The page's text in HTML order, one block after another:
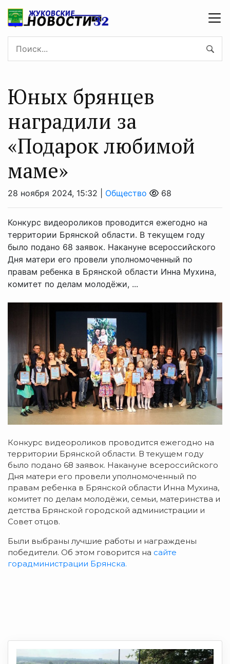
Юных брянцев
наградили за
«Подарок любимой
маме»
28 ноября 2024, 15:32 | Общество 68
Конкурс видеороликов проводится ежегодно на
территории Брянской области. В текущем году
было подано 68 заявок. Накануне всероссийского
Дня матери его провели уполномоченный по
правам ребенка в Брянской области Инна Мухина,
комитет по делам молодёжи, ...
Конкурс видеороликов проводится ежегодно на
территории Брянской области. В текущем году
было подано 68 заявок. Накануне всероссийского
Дня матери его провели уполномоченный по
правам ребенка в Брянской области Инна Мухина,
комитет по делам молодёжи, семьи, материнства и
детства Брянской городской администрации и
Совет отцов.
Были выбраны лучшие работы и награждены
победители. Об этом говорится на сайте
горадминистрации Брянска.